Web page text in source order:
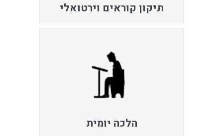
תיקון קוראים וירטואלי
הלכה יומית